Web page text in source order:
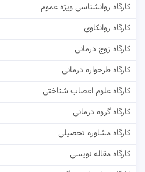
کارگاه روانشناسی ویژه عموم
کارگاه روانکاوی
کارگاه زوج درمانی
کارگاه طرحواره درمانی
کارگاه علوم اعصاب شناختی
کارگاه گروه درمانی
کارگاه مشاوره تحصیلی
کارگاه مقاله نویسی